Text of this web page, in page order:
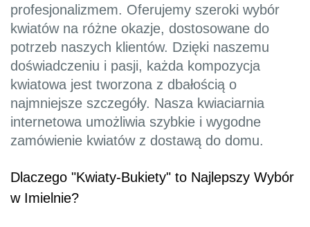
profesjonalizmem. Oferujemy szeroki wybór
kwiatów na różne okazje, dostosowane do
potrzeb naszych klientów. Dzięki naszemu
doświadczeniu i pasji, każda kompozycja
kwiatowa jest tworzona z dbałością o
najmniejsze szczegóły. Nasza kwiaciarnia
internetowa umożliwia szybkie i wygodne
zamówienie kwiatów z dostawą do domu.
Dlaczego "Kwiaty-Bukiety" to Najlepszy Wybór
w Imielnie?